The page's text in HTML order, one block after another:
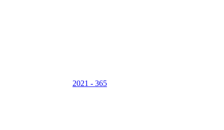
2021 - 365